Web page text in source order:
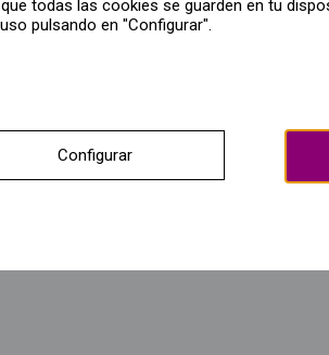
todas las cookies se guarden en tu
pulsando en "Configurar".
Configurar